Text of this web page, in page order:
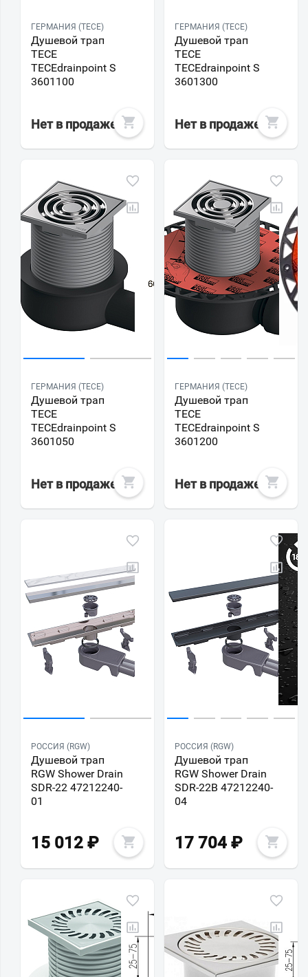
ГЕРМАНИЯ (TECE)
Душевой трап
TECE
TECEdrainpoint S
3601100
Нет в продаже
ГЕРМАНИЯ (TECE)
Душевой трап
TECE
TECEdrainpoint S
3601300
Нет в продаже
ГЕРМАНИЯ (TECE)
Душевой трап
TECE
TECEdrainpoint S
3601050
Нет в продаже
ГЕРМАНИЯ (TECE)
Душевой трап
TECE
TECEdrainpoint S
3601200
Нет в продаже
РОССИЯ (RGW)
Душевой трап
RGW Shower Drain
SDR-22 47212240-
01
15 012 ₽
РОССИЯ (RGW)
Душевой трап
RGW Shower Drain
SDR-22B 47212240-
04
17 704 ₽